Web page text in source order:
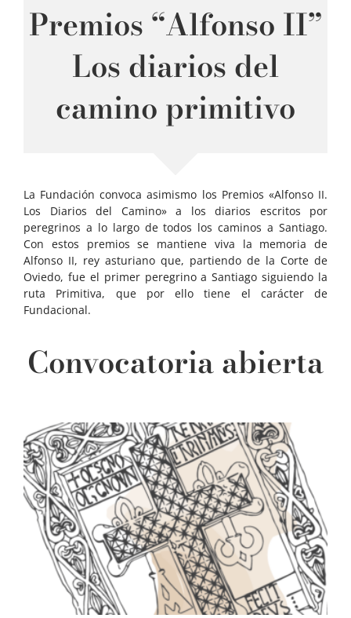
Premios “Alfonso II”
Los diarios del
camino primitivo
La Fundación convoca asimismo los Premios «Alfonso II.
Los Diarios del Camino» a los diarios escritos por
peregrinos a lo largo de todos los caminos a Santiago.
Con estos premios se mantiene viva la memoria de
Alfonso II, rey asturiano que, partiendo de la Corte de
Oviedo, fue el primer peregrino a Santiago siguiendo la
ruta Primitiva, que por ello tiene el carácter de
Fundacional.
Convocatoria abierta